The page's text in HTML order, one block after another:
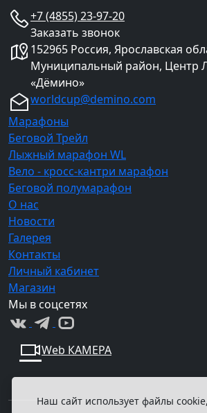
+7 (4855) 23-97-20
Заказать звонок
152965 Россия, Ярославская
Муниципальный район, Центр
«Дёмино»
worldcup@demino.com
Марафоны
Беговой Трейл
Лыжный марафон WL
Вело - кросс-кантри марафон
Беговой полумарафон
О нас
Новости
Галерея
Контакты
Личный кабинет
Магазин
Мы в соцсетях
Web КАМЕРА
Наш сайт использует файлы cookie,